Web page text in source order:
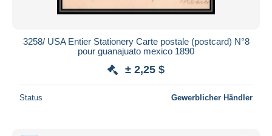
3258/ USA Entier Stationery Carte postale (postcard) N°8
pour guanajuato mexico 1890
± 2,25 $
Status Gewerblicher Händler